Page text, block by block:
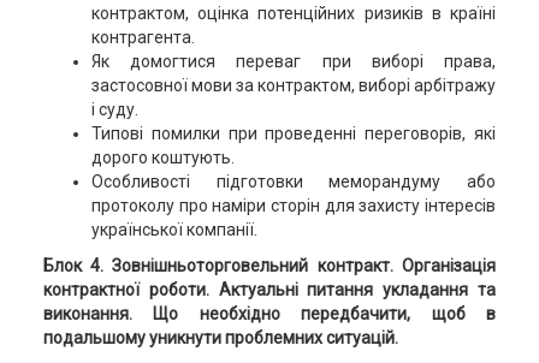
контрактом, оцінка потенційних ризиків в країні
контрагента.
Як домогтися переваг при виборі права,
застосовної мови за контрактом, виборі арбітражу
і суду.
Типові помилки при проведенні переговорів, які
дорого коштують.
Особливості підготовки меморандуму або
протоколу про наміри сторін для захисту інтересів
української компанії.
Блок 4. Зовнішньоторговельний контракт. Організація
контрактної роботи. Актуальні питання укладання та
виконання. Що необхідно передбачити, щоб в
подальшому уникнути проблемних ситуацій.